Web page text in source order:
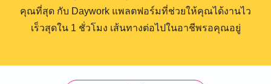
คุณที่สุด กับ Daywork แพลตฟอร์มที่ช่วยให้คุณได้งานไว
เร็วสุดใน 1 ชั่วโมง เส้นทางต่อไปในอาชีพรอคุณอยู่